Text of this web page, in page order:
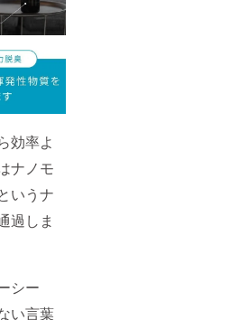
効率よ
ナノモ
いうナ
過しま
シー
い言葉